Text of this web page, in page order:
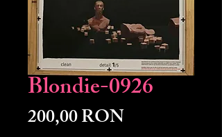
Blondie-0926
200,00 RONPreț